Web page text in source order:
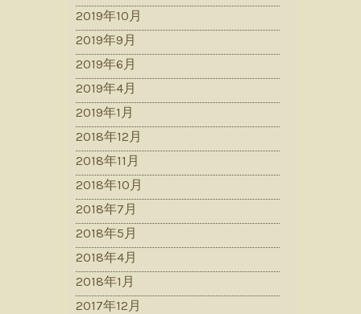
2019年10月
2019年9月
2019年6月
2019年4月
2019年1月
2018年12月
2018年11月
2018年10月
2018年7月
2018年5月
2018年4月
2018年1月
2017年12月